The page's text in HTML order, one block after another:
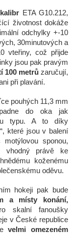
ETA G10.212,
životnost dokáže
odchylky +-10
30minutových a
vteřiny, což přijde
jsou pak pravým
100 metrů zaručují,
při plavání.
pouhých 11,3 mm
do oka jak
typu. A to díky
které jsou v balení
sponou,
vhodný právě ke
koženému
oděvu.
hokeji pak bude
a místy konání,
skalní fanoušky
v České republice
velmi omezeném